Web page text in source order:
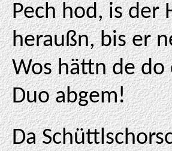
Pech hod, is der
heraußn, bis er
Wos hättn de do
Duo abgem!
Da